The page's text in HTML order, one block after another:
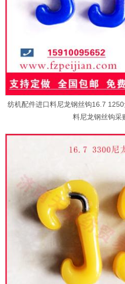
纺机配件进口料尼龙钢丝钩16.7
料尼龙钢丝钩采